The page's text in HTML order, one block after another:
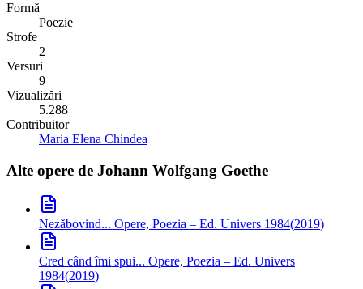
Formă
Poezie
Strofe
2
Versuri
9
Vizualizări
5.288
Contribuitor
Maria Elena Chindea
Alte opere de Johann Wolfgang Goethe
Nezăbovind... Opere, Poezia – Ed. Univers 1984(2019)
Cred când îmi spui... Opere, Poezia – Ed. Univers
1984(2019)